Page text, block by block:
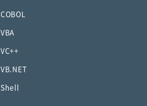
COBOL
VBA
VC++
VB.NET
Shell